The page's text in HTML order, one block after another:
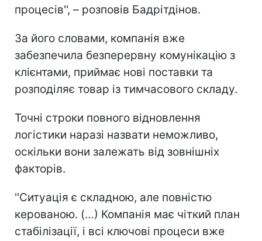
процесів'', – розповів Бадрітдінов.
За його словами, компанія вже
забезпечила безперервну комунікацію з
клієнтами, приймає нові поставки та
розподіляє товар із тимчасового складу.
Точні строки повного відновлення
логістики наразі назвати неможливо,
оскільки вони залежать від зовнішніх
факторів.
''Ситуація є складною, але повністю
керованою. (…) Компанія має чіткий план
стабілізації, і всі ключові процеси вже